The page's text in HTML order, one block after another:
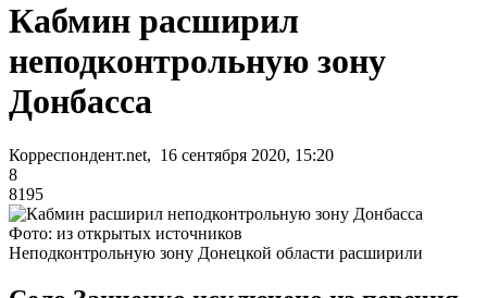
Кабмин расширил
неподконтрольную зону
Донбасса
Корреспондент.net, 16 сентября 2020, 15:20
8
8195
Фото: из открытых источников
Неподконтрольную зону Донецкой области расширили